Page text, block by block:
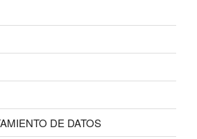
DE DATOS